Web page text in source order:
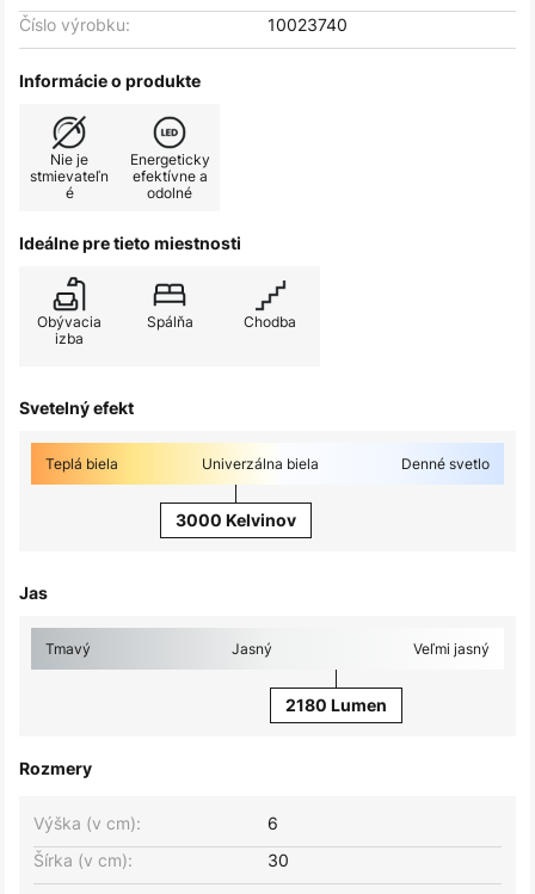
Číslo výrobku:
10023740
Informácie o produkte
Nie je
stmievateľn
é
Energeticky
efektívne a
odolné
Ideálne pre tieto miestnosti
Obývacia
izba
Spálňa Chodba
Svetelný efekt
Teplá biela Univerzálna biela Denné svetlo
3000 Kelvinov
Jas
Tmavý Jasný Veľmi jasný
2180 Lumen
Rozmery
Šírka (v cm): 30
Výška (v cm): 6